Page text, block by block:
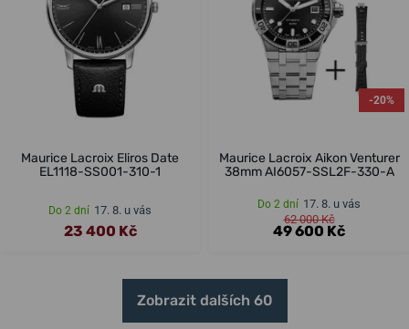
Maurice Lacroix Eliros Date
EL1118-SS001-310-1
Do 2 dní 17. 8. u vás
23 400 Kč
-20%
Maurice Lacroix Aikon Venturer
38mm AI6057-SSL2F-330-A
Do 2 dní 17. 8. u vás
62 000 Kč
49 600 Kč
Zobrazit dalších 60